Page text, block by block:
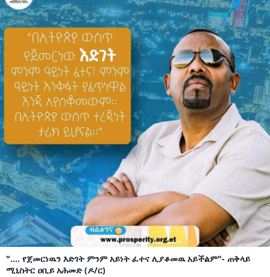
".... የጀመርነዉን እድገት ምንም አይነት ፈተና ሊያቆመዉ አይችልም"- ጠቅላይ
ሚኒስትር ዐቢይ አሕመድ (ዶ/ር)